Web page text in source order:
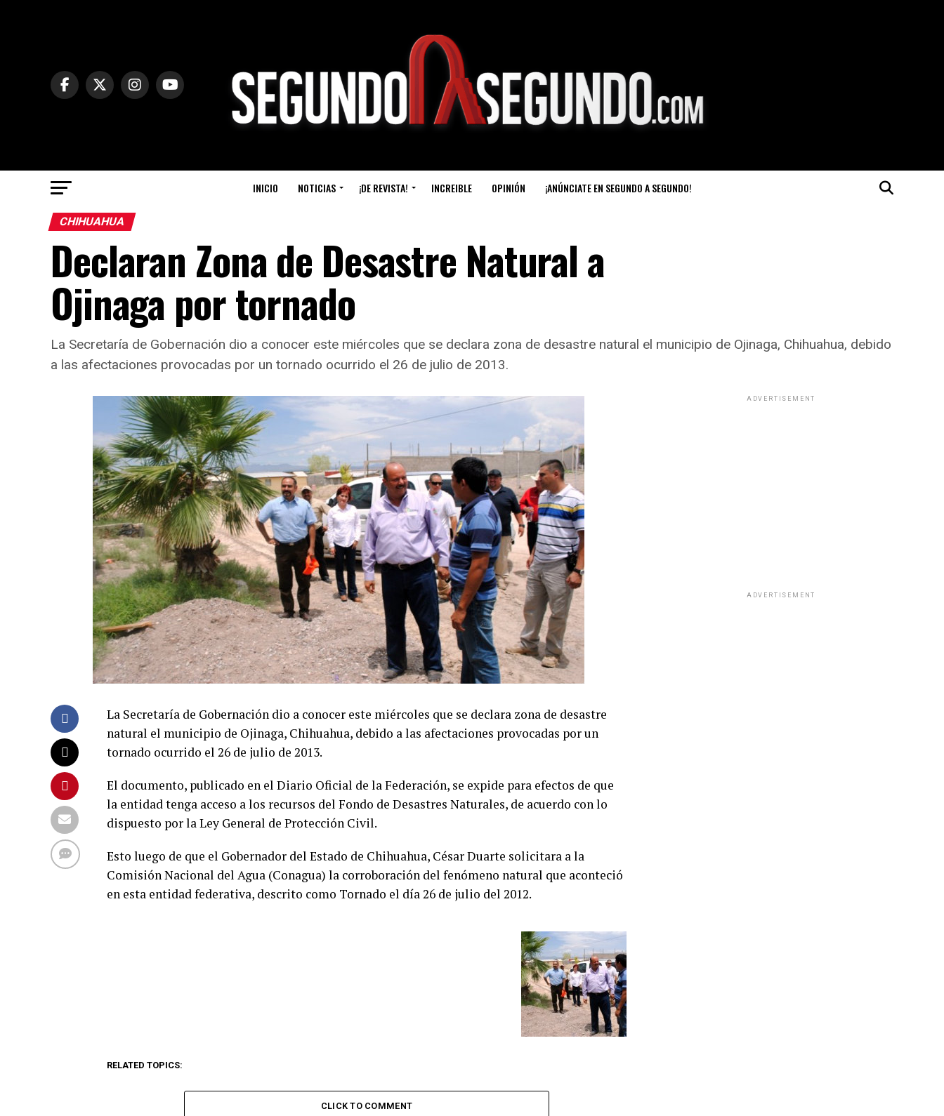
INICIO NOTICIAS ¡DE REVISTA! INCREIBLE OPINIÓN ¡ANÚNCIATE EN SEGUNDO A SEGUNDO!
CHIHUAHUA
Declaran Zona de Desastre Natural a
Ojinaga por tornado
La Secretaría de Gobernación dio a conocer este miércoles que se declara zona de desastre natural el municipio de Ojinaga, Chihuahua, debido
a las afectaciones provocadas por un tornado ocurrido el 26 de julio de 2013.
La Secretaría de Gobernación dio a conocer este miércoles que se declara zona de desastre
natural el municipio de Ojinaga, Chihuahua, debido a las afectaciones provocadas por un
tornado ocurrido el 26 de julio de 2013.
El documento, publicado en el Diario Oficial de la Federación, se expide para efectos de que
la entidad tenga acceso a los recursos del Fondo de Desastres Naturales, de acuerdo con lo
dispuesto por la Ley General de Protección Civil.
Esto luego de que el Gobernador del Estado de Chihuahua, César Duarte solicitara a la
Comisión Nacional del Agua (Conagua) la corroboración del fenómeno natural que aconteció
en esta entidad federativa, descrito como Tornado el día 26 de julio del 2012.
RELATED TOPICS:
CLICK TO COMMENT
ADVERTISEMENT
ADVERTISEMENT